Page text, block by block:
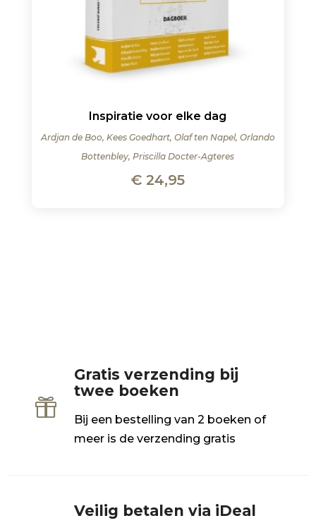
Inspiratie voor elke dag
Ardjan de Boo, Kees Goedhart, Olaf ten Napel, Orlando
Bottenbley, Priscilla Docter-Agteres
€ 24,95

Gratis verzending bij
twee boeken
Bij een bestelling van 2 boeken of
meer is de verzending gratis
Veilig betalen via iDeal